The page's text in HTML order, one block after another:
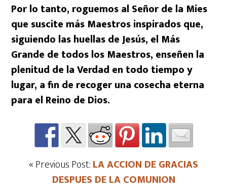
Por lo tanto, roguemos al Señor de la Mies
que suscite más Maestros inspirados que,
siguiendo las huellas de Jesús, el Más
Grande de todos los Maestros, enseñen la
plenitud de la Verdad en todo tiempo y
lugar, a fin de recoger una cosecha eterna
para el Reino de Dios.
« Previous Post:LA ACCION DE GRACIAS
DESPUES DE LA COMUNION